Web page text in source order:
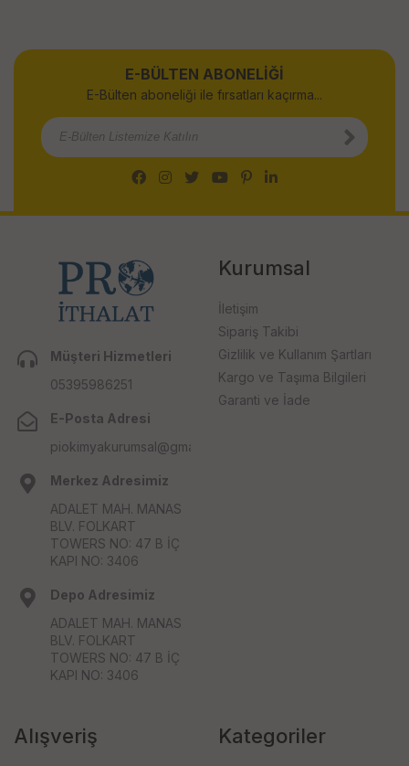
E-BÜLTEN ABONELİĞİ
E-Bülten aboneliği ile fırsatları kaçırma...
Müşteri Hizmetleri
05395986251
E-Posta Adresi
piokimyakurumsal@gmail.com
Merkez Adresimiz
ADALET MAH. MANAS
BLV. FOLKART
TOWERS NO: 47 B İÇ
KAPI NO: 3406
Depo Adresimiz
ADALET MAH. MANAS
BLV. FOLKART
TOWERS NO: 47 B İÇ
KAPI NO: 3406
Kurumsal
İletişim
Sipariş Takibi
Gizlilik ve Kullanım Şartları
Kargo ve Taşıma Bilgileri
Garanti ve İade
Alışveriş Kategoriler